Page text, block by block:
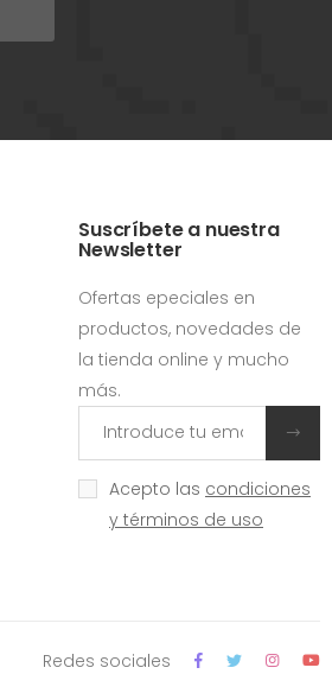
Suscríbete a nuestra
Newsletter
Ofertas epeciales en
productos, novedades de
la tienda online y mucho
más.
Acepto las condiciones
y términos de uso
Redes sociales